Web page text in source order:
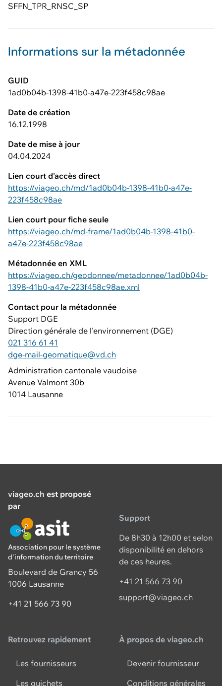
SFFN_TPR_RNSC_SP
Informations sur la métadonnée
GUID
1ad0b04b-1398-41b0-a47e-223f458c98ae
Date de création
16.12.1998
Date de mise à jour
04.04.2024
Lien court d'accès direct
https://viageo.ch/md/1ad0b04b-1398-41b0-a47e-
223f458c98ae
Lien court pour fiche seule
https://viageo.ch/md-frame/1ad0b04b-1398-41b0-
a47e-223f458c98ae
Métadonnée en XML
https://viageo.ch/geodonnee/metadonnee/1ad0b04b-
1398-41b0-a47e-223f458c98ae.xml
Contact pour la métadonnée
Support DGE
Direction générale de l'environnement (DGE)
021 316 61 41
dge-mail-geomatique@vd.ch
Administration cantonale vaudoise
Avenue Valmont 30b
1014 Lausanne
viageo.ch est proposé
par
Association pour le système
d'information du territoire
Boulevard de Grancy 56
1006 Lausanne
+41 21 566 73 90
Support
De 8h30 à 12h00 et selon
disponibilité en dehors
de ces heures.
+41 21 566 73 90
support@viageo.ch
Retrouvez rapidement
Les fournisseurs
Les guichets
À propos de viageo.ch
Devenir fournisseur
Conditions générales